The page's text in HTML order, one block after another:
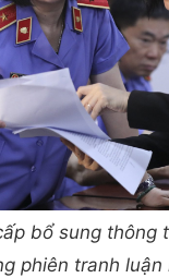
bổ sung thông
phiên tranh